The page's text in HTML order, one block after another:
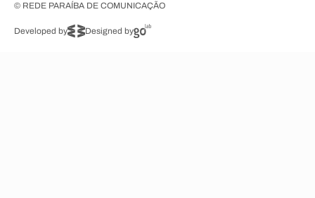
© REDE PARAÍBA DE COMUNICAÇÃO
Developed by Designed by